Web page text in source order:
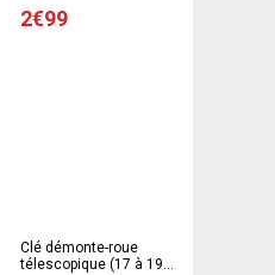
2€99
Clé démonte-roue
télescopique (17 à 19